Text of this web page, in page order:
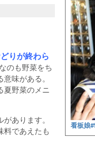
りが終わら
のも野菜をち
味がある。
夏野菜のメニ
あります。
料であえたも
看板娘